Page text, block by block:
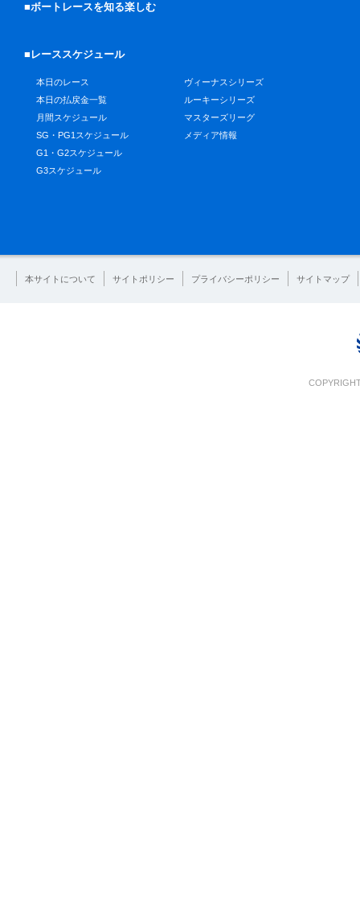
■ボートレースを知る楽しむ
■レーススケジュール
本日のレース
本日の払戻金一覧
月間スケジュール
SG・PG1スケジュール
G1・G2スケジュール
G3スケジュール
ヴィーナスシリーズ
ルーキーシリーズ
マスターズリーグ
メディア情報
本サイトについて サイトポリシー プライバシーポリシー サイトマップ